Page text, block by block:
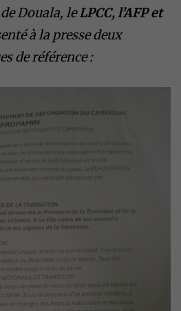
Douala, leLPCC, l’AFP et
à la presse deux
de référence :